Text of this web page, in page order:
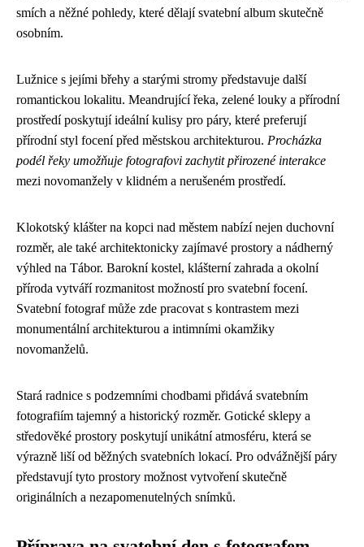
smích a něžné pohledy, které dělají svatební album skutečně
osobním.
Lužnice s jejími břehy a starými stromy představuje další
romantickou lokalitu. Meandrující řeka, zelené louky a přírodní
prostředí poskytují ideální kulisy pro páry, které preferují
přírodní styl focení před městskou architekturou. Procházka
podél řeky umožňuje fotografovi zachytit přirozené interakce
mezi novomanžely v klidném a nerušeném prostředí.
Klokotský klášter na kopci nad městem nabízí nejen duchovní
rozměr, ale také architektonicky zajímavé prostory a nádherný
výhled na Tábor. Barokní kostel, klášterní zahrada a okolní
příroda vytváří rozmanitost možností pro svatební focení.
Svatební fotograf může zde pracovat s kontrastem mezi
monumentální architekturou a intimními okamžiky
novomanželů.
Stará radnice s podzemními chodbami přidává svatebním
fotografiím tajemný a historický rozměr. Gotické sklepy a
středověké prostory poskytují unikátní atmosféru, která se
výrazně liší od běžných svatebních lokací. Pro odvážnější páry
představují tyto prostory možnost vytvoření skutečně
originálních a nezapomenutelných snímků.